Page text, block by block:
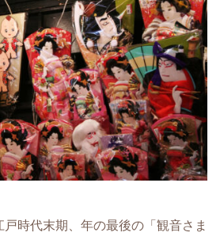
戸時代末期、年の最後の「観音さま